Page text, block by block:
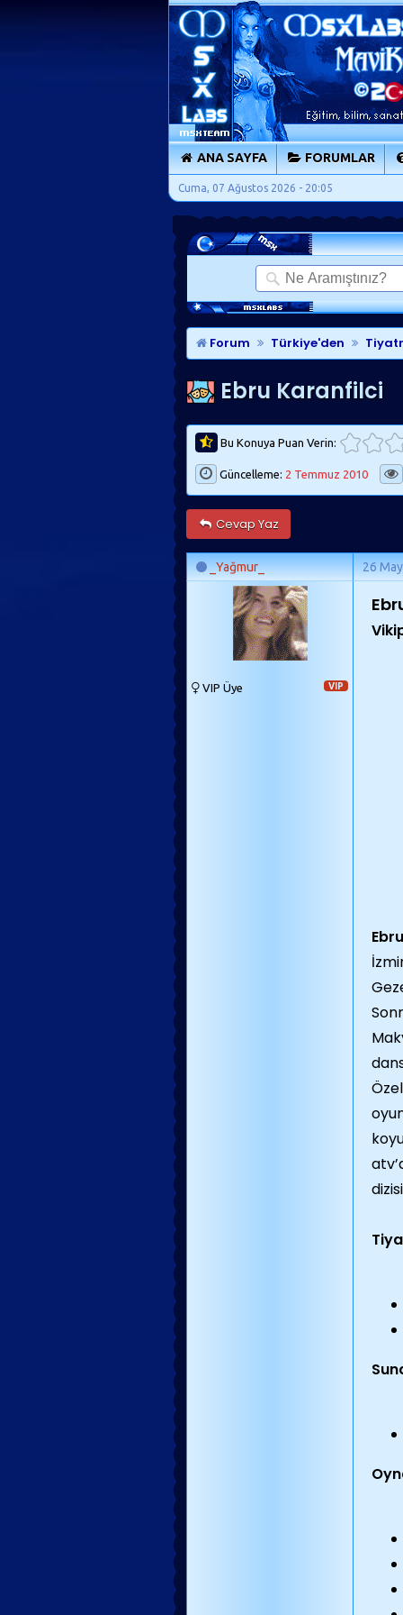
ANA SAYFA FORUMLAR
Cuma, 07 Ağustos 2026 - 20:05
Forum Türkiye'den
Ebru Karanfilci
Bu Konuya Puan Verin:
Güncelleme: 2 Temmuz 2010
Cevap Yaz
_Yağmur_ 26
VIP
VIP Üye